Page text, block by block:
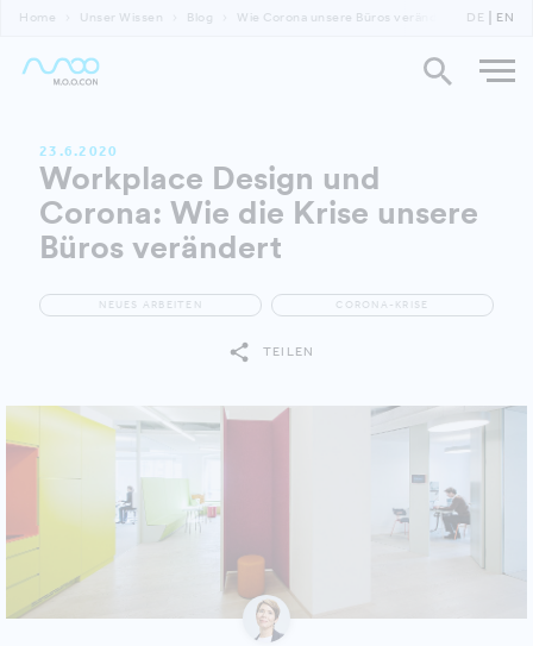
Home Unser Wissen Blog Wie Corona unsere Büros verändert DE EN
23.6.2020
Workplace Design und
Corona: Wie die Krise unsere
Büros verändert
NEUES ARBEITEN CORONA-KRISE
TEILEN